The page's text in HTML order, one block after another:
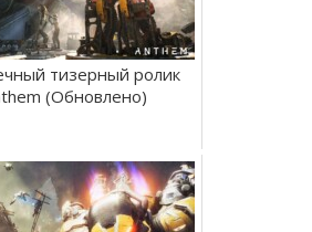
тизерный ролик
(Обновлено)